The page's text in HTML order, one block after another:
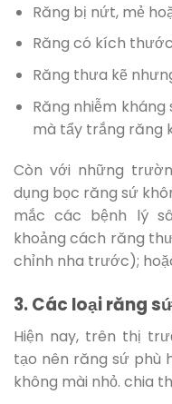
Răng bị nứt, mẻ
Răng có kích
Răng thưa kẽ
Răng nhiễm
mà tẩy trắng răng
Còn với những
dụng bọc răng sứ
mắc các bệnh lý
khoảng cách răng
chỉnh nha trước);
3. Các loại răng
Hiện nay, trên thị
tạo nên răng sứ phù
không mài nhỏ. chia